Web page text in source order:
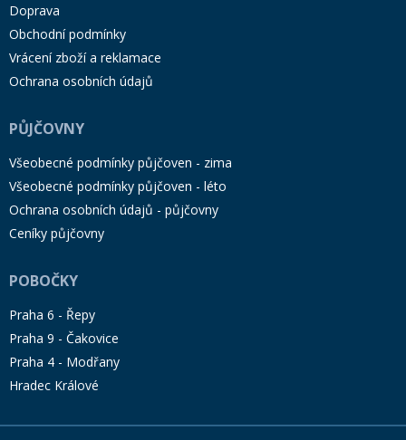
Doprava
Obchodní podmínky
Vrácení zboží a reklamace
Ochrana osobních údajů
PŮJČOVNY
Všeobecné podmínky půjčoven - zima
Všeobecné podmínky půjčoven - léto
Ochrana osobních údajů - půjčovny
Ceníky půjčovny
POBOČKY
Praha 6 - Řepy
Praha 9 - Čakovice
Praha 4 - Modřany
Hradec Králové